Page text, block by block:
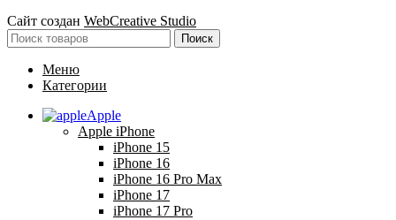
Сайт создан WebCreative Studio
Поиск
Меню
Категории
Apple
Apple iPhone
iPhone 15
iPhone 16
iPhone 16 Pro Max
iPhone 17
iPhone 17 Pro